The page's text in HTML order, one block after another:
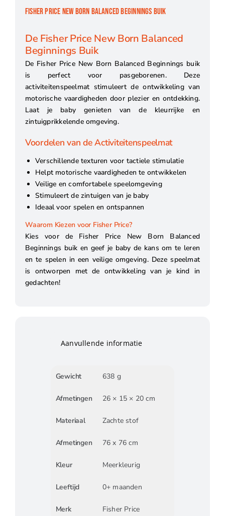
FISHER PRICE NEW BORN BALANCED BEGINNINGS BUIK
De Fisher Price New Born Balanced
Beginnings Buik
De Fisher Price New Born Balanced Beginnings buik
is perfect voor pasgeborenen. Deze
activiteitenspeelmat stimuleert de ontwikkeling van
motorische vaardigheden door plezier en ontdekking.
Laat je baby genieten van de kleurrijke en
zintuigprikkelende omgeving.
Voordelen van de Activiteitenspeelmat
Verschillende texturen voor tactiele stimulatie
Helpt motorische vaardigheden te ontwikkelen
Veilige en comfortabele speelomgeving
Stimuleert de zintuigen van je baby
Ideaal voor spelen en ontspannen
Waarom Kiezen voor Fisher Price?
Kies voor de Fisher Price New Born Balanced
Beginnings buik en geef je baby de kans om te leren
en te spelen in een veilige omgeving. Deze speelmat
is ontworpen met de ontwikkeling van je kind in
gedachten!
Aanvullende informatie
Gewicht 638 g
Afmetingen 26 × 15 × 20 cm
Materiaal Zachte stof
Afmetingen 76 x 76 cm
Kleur Meerkleurig
Leeftijd 0+ maanden
Merk Fisher Price